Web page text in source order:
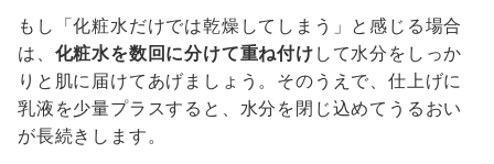
もし「化粧水だけでは乾燥してしまう」と感じる場合
は、 化粧水を数回に分けて重ね付け して水分をしっか
りと肌に届けてあげましょう。そのうえで、仕上げに
乳液を少量プラスすると、水分を閉じ込めてうるおい
が長続きします。